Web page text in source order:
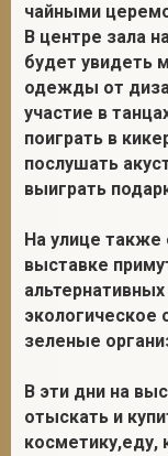
чайными
В центре зала
будет увидеть
одежды от
участие в
поиграть в
послушать
выиграть
На улице также
выставке
экологическое
зеленые
В эти дни на
отыскать и
косметику,еду,